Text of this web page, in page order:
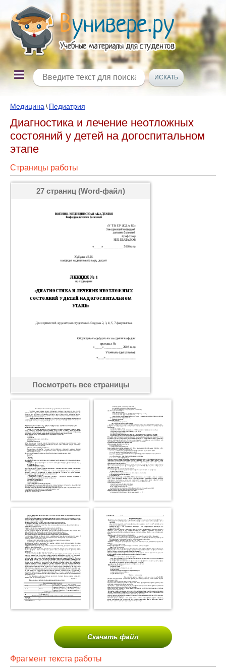
Медицина \ Педиатрия
Диагностика и лечение неотложных
состояний у детей на догоспитальном
этапе
Страницы работы
27 страниц (Word-файл)
Посмотреть все страницы
Скачать файл
Фрагмент текста работы